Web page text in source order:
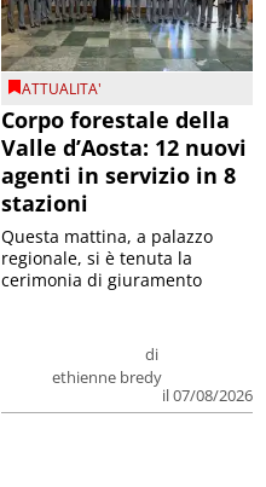
ATTUALITA'
Corpo forestale della
Valle d’Aosta: 12 nuovi
agenti in servizio in 8
stazioni
di
ethienne bredy
il 07/08/2026
Questa mattina, a palazzo
regionale, si è tenuta la
cerimonia di giuramento